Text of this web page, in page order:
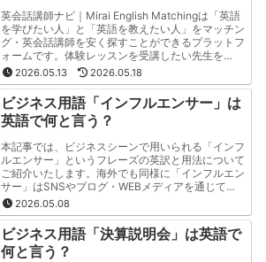
英会話講師ナビ｜Mirai English Matchingは「英語
を学びたい人」と「英語を教えたい人」をマッチン
グ・英会話講師を安く探すことができるプラットフ
ォームです。体験レッスンを受講したい先生を
「Mirai English 公式LINE」から問い合わせをお願
いいたします。先生一人当たりの連絡先は600円か
ら取得することができます。
2026.05.13 2026.05.18
ビジネス用語「インフルエンサー」は
英語で何と言う？
本記事では、ビジネスシーンで用いられる「インフ
ルエンサー」というフレーズの英訳と用法について
ご紹介いたします。海外でも同様に「インフルエン
サー」はSNSやブログ・WEBメディアを通じて
人々の購買行動に影響を与える人物として認識され
ています。この記事では「インフルエンサー」とい
うフレーズの英訳と用法を"分かりやすく・簡潔"に
ご紹介いたします。
2026.05.08
ビジネス用語「決算説明会」は英語で
何と言う？